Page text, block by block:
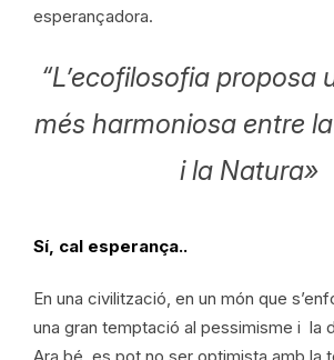
esperançadora.
“L’ecofilosofia proposa
més harmoniosa entre
i la Natura»
Sí, cal esperança..
En una civilització, en un món que
una gran temptació al pessimisme i la